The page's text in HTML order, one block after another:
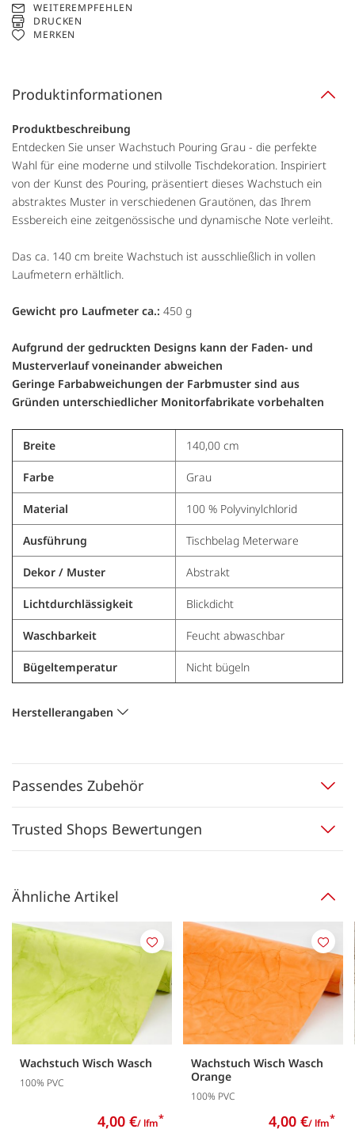
WEITEREMPFEHLEN
DRUCKEN
MERKEN
Produktinformationen
Produktbeschreibung
Entdecken Sie unser Wachstuch Pouring Grau - die perfekte
Wahl für eine moderne und stilvolle Tischdekoration. Inspiriert
von der Kunst des Pouring, präsentiert dieses Wachstuch ein
abstraktes Muster in verschiedenen Grautönen, das Ihrem
Essbereich eine zeitgenössische und dynamische Note verleiht.
Das ca. 140 cm breite Wachstuch ist ausschließlich in vollen
Laufmetern erhältlich.
Gewicht pro Laufmeter ca.: 450 g
Aufgrund der gedruckten Designs kann der Faden- und
Musterverlauf voneinander abweichen
Geringe Farbabweichungen der Farbmuster sind aus
Gründen unterschiedlicher Monitorfabrikate vorbehalten
Breite 140,00 cm
Farbe Grau
Material 100 % Polyvinylchlorid
Ausführung Tischbelag Meterware
Dekor / Muster Abstrakt
Lichtdurchlässigkeit Blickdicht
Waschbarkeit Feucht abwaschbar
Bügeltemperatur Nicht bügeln
Herstellerangaben
Passendes Zubehör
Trusted Shops Bewertungen
Ähnliche Artikel
Wachstuch Wisch Wasch
100% PVC
4,00 €/ lfm*
Merken
Wachstuch Wisch Wasch
Orange
100% PVC
4,00 €/ lfm*